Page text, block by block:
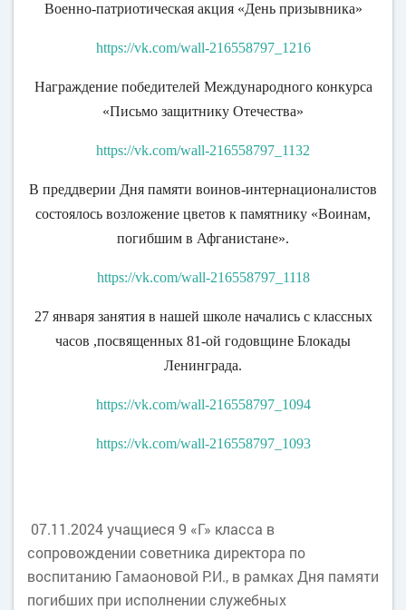
Военно-патриотическая акция «День призывника»
https://vk.com/wall-216558797_1216
Награждение победителей Международного конкурса
«Письмо защитнику Отечества»
https://vk.com/wall-216558797_1132
В преддверии Дня памяти воинов-интернационалистов
состоялось возложение цветов к памятнику «Воинам,
погибшим в Афганистане».
https://vk.com/wall-216558797_1118
27 января занятия в нашей школе начались с классных
часов ,посвященных 81-ой годовщине Блокады
Ленинграда.
https://vk.com/wall-216558797_1094
https://vk.com/wall-216558797_1093
07.11.2024 учащиеся 9 «Г» класса в
сопровождении советника директора по
воспитанию Гамаоновой Р.И., в рамках Дня памяти
погибших при исполнении служебных